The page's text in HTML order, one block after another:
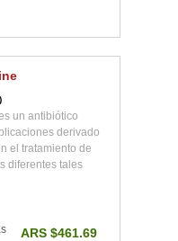
un antibiótico
derivado
el tratamiento de
diferentes tales
ARS $461.69